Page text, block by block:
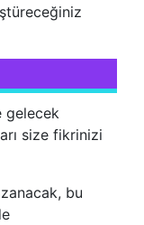
gelecek
size fikrinizi
bu